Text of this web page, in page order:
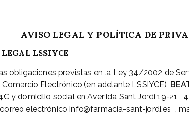
AVISO LEGAL Y POLÍTICA DE
LSSIYCE
obligaciones previstas en la Ley 34/2002 de
Electrónico (en adelante LSSIYCE),
y domicilio social en Avenida Sant Jordi 19-21 ,
electrónico info@farmacia-sant-jordi.es ,